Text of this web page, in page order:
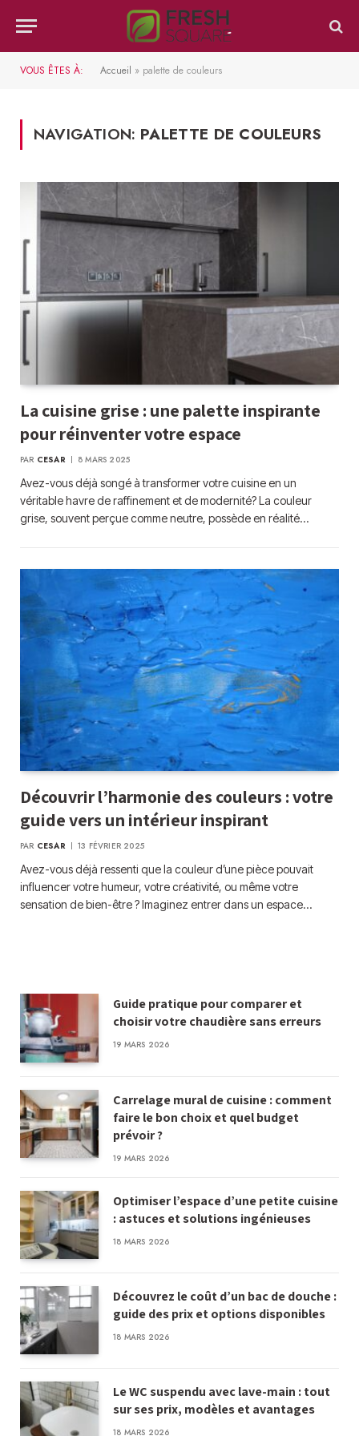
VOUS ÊTES À: Accueil » palette de couleurs
NAVIGATION: PALETTE DE COULEURS
La cuisine grise : une palette inspirante
pour réinventer votre espace
PAR CESAR 8 MARS 2025
Avez-vous déjà songé à transformer votre cuisine en un
véritable havre de raffinement et de modernité? La couleur
grise, souvent perçue comme neutre, possède en réalité…
Découvrir l’harmonie des couleurs : votre
guide vers un intérieur inspirant
PAR CESAR 13 FÉVRIER 2025
Avez-vous déjà ressenti que la couleur d’une pièce pouvait
influencer votre humeur, votre créativité, ou même votre
sensation de bien-être ? Imaginez entrer dans un espace…
Guide pratique pour comparer et
choisir votre chaudière sans erreurs
19 MARS 2026
Carrelage mural de cuisine : comment
faire le bon choix et quel budget
prévoir ?
19 MARS 2026
Optimiser l’espace d’une petite cuisine
: astuces et solutions ingénieuses
18 MARS 2026
Découvrez le coût d’un bac de douche :
guide des prix et options disponibles
18 MARS 2026
Le WC suspendu avec lave-main : tout
sur ses prix, modèles et avantages
18 MARS 2026